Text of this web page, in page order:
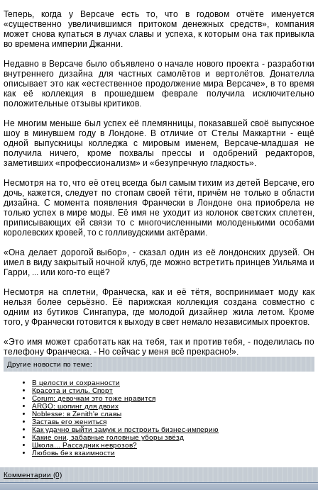
Теперь, когда у Версаче есть то, что в годовом отчёте именуется
«существенно увеличившимся притоком денежных средств», компания
может снова купаться в лучах славы и успеха, к которым она так привыкла
во времена империи Джанни.
Недавно в Версаче было объявлено о начале нового проекта - разработки
внутреннего дизайна для частных самолётов и вертолётов. Донателла
описывает это как «естественное продолжение мира Версаче», в то время
как её коллекция в прошедшем феврале получила исключительно
положительные отзывы критиков.
Не многим меньше был успех её племянницы, показавшей своё выпускное
шоу в минувшем году в Лондоне. В отличие от Стелы Маккартни - ещё
одной выпускницы колледжа с мировым именем, Версаче-младшая не
получила ничего, кроме похвалы прессы и одобрений редакторов,
заметивших «профессионализм» и «безупречную гладкость».
Несмотря на то, что её отец всегда был самым тихим из детей Версаче, его
дочь, кажется, следует по стопам своей тёти, причём не только в области
дизайна. С момента появления Франчески в Лондоне она приобрела не
только успех в мире моды. Её имя не уходит из колонок светских сплетен,
приписывающих ей связи то с многочисленными молоденькими особами
королевских кровей, то с голливудскими актёрами.
«Она делает дорогой выбор», - сказал один из её лондонских друзей. Он
имел в виду закрытый ночной клуб, где можно встретить принцев Уильяма и
Гарри, ... или кого-то ещё?
Несмотря на сплетни, Франческа, как и её тётя, воспринимает моду как
нельзя более серьёзно. Её парижская коллекция создана совместно с
одним из бутиков Сингапура, где молодой дизайнер жила летом. Кроме
того, у Франчески готовится к выходу в свет немало независимых проектов.
«Это имя может сработать как на тебя, так и против тебя, - поделилась по
телефону Франческа. - Но сейчас у меня всё прекрасно!».
Другие новости по теме:
В целости и сохранности
Красота и стиль. Спорт
Соrum: девочкам это тоже нравится
ARGO: шопинг для двоих
Noblesse: в Zenith'e славы
Заставь его жениться
Как удачно выйти замуж и построить бизнес-империю
Какие они, забавные головные уборы звёзд
Школа... Рассадник неврозов?
Любовь без взаимности
Комментарии (0)